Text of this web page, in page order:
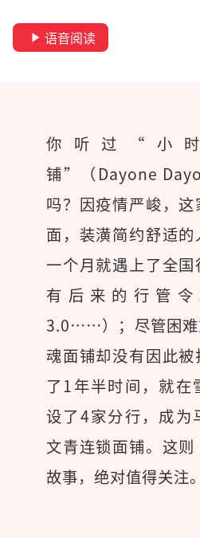
语音阅读
你听过“小
铺”（Dayone
吗？因疫情严峻，
面，装潢简约舒适
一个月就遇上了全
有后来的行管
3.0……）；尽管困难
魂面铺却没有因此
了1年半时间，就在
设了4家分行，成为
文青连锁面铺。这
故事，绝对值得关注。